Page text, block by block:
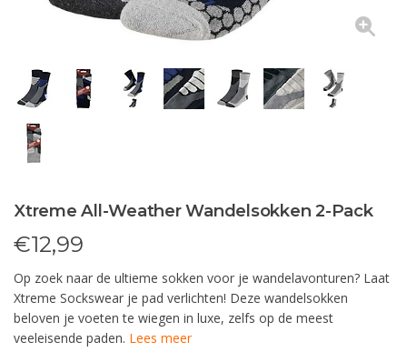
Xtreme All-Weather Wandelsokken 2-Pack
€12,99
Op zoek naar de ultieme sokken voor je wandelavonturen? Laat
Xtreme Sockswear je pad verlichten! Deze wandelsokken
beloven je voeten te wiegen in luxe, zelfs op de meest
veeleisende paden. Lees meer